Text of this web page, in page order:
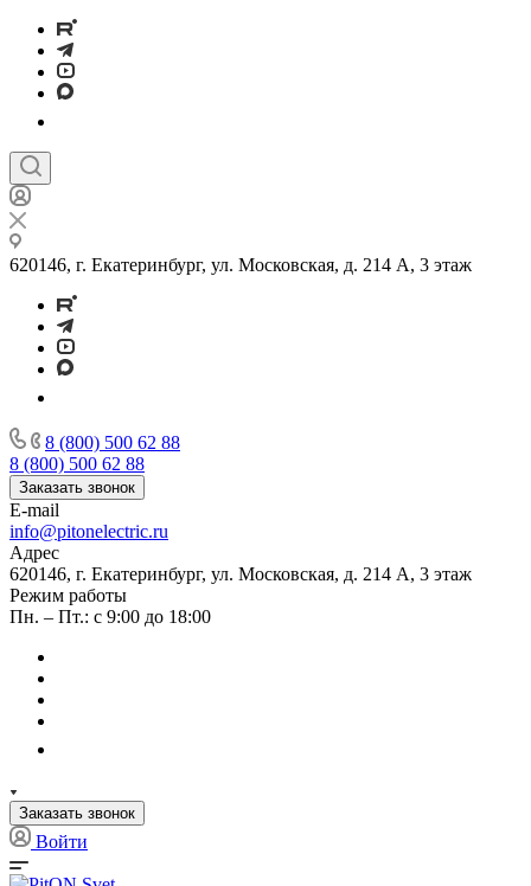
620146, г. Екатеринбург, ул. Московская, д. 214 А, 3 этаж
8 (800) 500 62 88
8 (800) 500 62 88
Заказать звонок
E-mail
info@pitonelectric.ru
Адрес
620146, г. Екатеринбург, ул. Московская, д. 214 А, 3 этаж
Режим работы
Пн. – Пт.: с 9:00 до 18:00
Заказать звонок
Войти